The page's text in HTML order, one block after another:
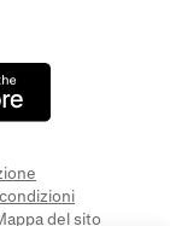
del sito